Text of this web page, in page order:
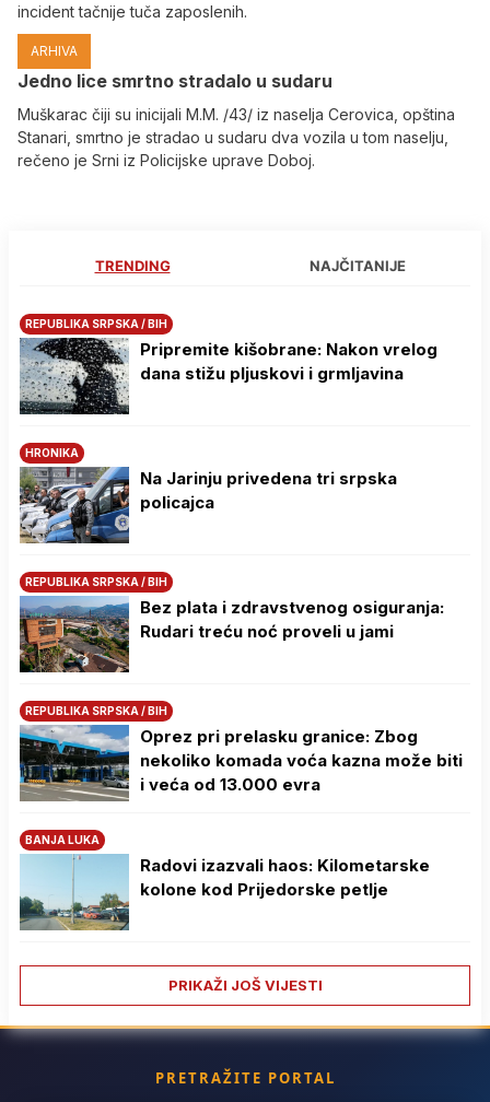
incident tačnije tuča zaposlenih.
ARHIVA
Јedno lice smrtno stradalo u sudaru
Muškarac čiji su inicijali M.M. /43/ iz naselja Cerovica, opština
Stanari, smrtno je stradao u sudaru dva vozila u tom naselju,
rečeno je Srni iz Policijske uprave Doboj.
TRENDING NAJČITANIJE
REPUBLIKA SRPSKA / BIH
Pripremite kišobrane: Nakon vrelog
dana stižu pljuskovi i grmljavina
HRONIKA
Na Јarinju privedena tri srpska
policajca
REPUBLIKA SRPSKA / BIH
Bez plata i zdravstvenog osiguranja:
Rudari treću noć proveli u jami
REPUBLIKA SRPSKA / BIH
Oprez pri prelasku granice: Zbog
nekoliko komada voća kazna može biti
i veća od 13.000 evra
BANJA LUKA
Radovi izazvali haos: Kilometarske
kolone kod Prijedorske petlje
PRIKAŽI JOŠ VIJESTI
PRETRAŽITE PORTAL